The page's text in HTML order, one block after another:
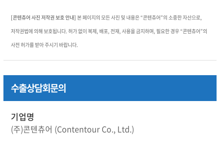
[콘텐츄어 사진 저작권 보호 안내]본 페이지의 모든 사진 및 내용은 “콘텐츄어”의 소중한 자산으로,
저작권법에 의해 보호됩니다. 허가 없이 복제, 배포, 전재, 사용을 금지하며, 필요한 경우 “콘텐츄어”의
사전 허가를 받아 주시기 바랍니다.
수출상담회문의
기업명
(주)콘텐츄어 (Contentour Co., Ltd.)